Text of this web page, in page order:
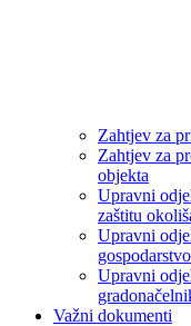
Zahtjev za
Zahtjev za
objekta
Upravni
zaštitu
Upravni
gospodarstvo
Upravni
Važni dokumenti